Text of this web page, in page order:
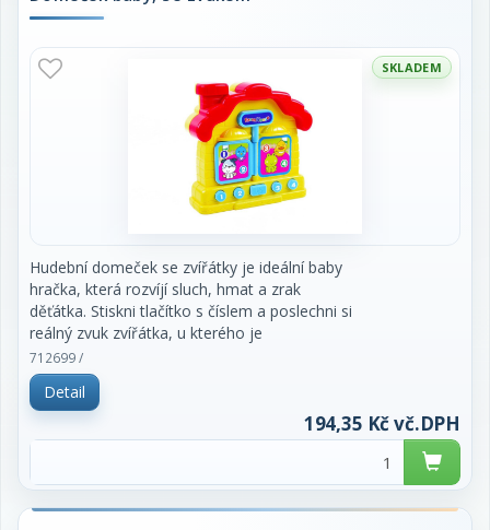
SKLADEM
Hudební domeček se zvířátky je ideální baby
hračka, která rozvíjí sluch, hmat a zrak
děťátka. Stiskni tlačítko s číslem a poslechni si
reálný zvuk zvířátka, u kterého je
dané číslo uvedeno. Stisknutím zvonku se ozve
reálný zvuk zazvonění. Výrobek
vyžaduje 1 ks baterií typu AA, která je součástí
712699 /
Detail
194,35 Kč vč.DPH